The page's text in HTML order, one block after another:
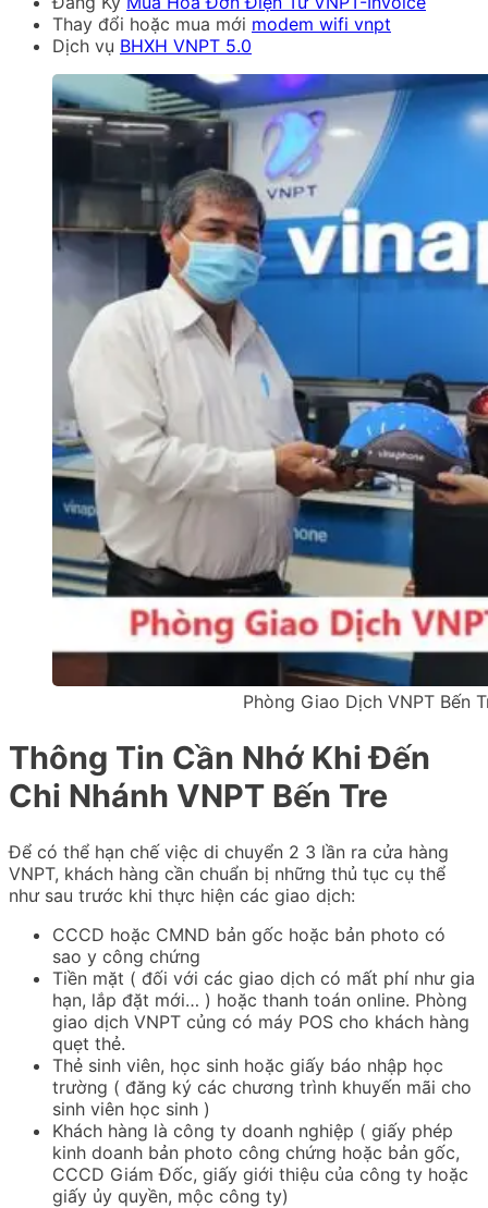
Thay đổi hoặc mua mới modem wifi vnpt
Dịch vụ BHXH VNPT 5.0
Phòng Giao Dịch VNPT Bến
Thông Tin Cần Nhớ Khi Đến
Chi Nhánh VNPT Bến Tre
Để có thể hạn chế việc di chuyển 2 3 lần ra cửa hàng
VNPT, khách hàng cần chuẩn bị những thủ tục cụ thể
như sau trước khi thực hiện các giao dịch:
CCCD hoặc CMND bản gốc hoặc bản photo có
sao y công chứng
Tiền mặt ( đối với các giao dịch có mất phí như gia
hạn, lắp đặt mới… ) hoặc thanh toán online. Phòng
giao dịch VNPT củng có máy POS cho khách hàng
quẹt thẻ.
Thẻ sinh viên, học sinh hoặc giấy báo nhập học
trường ( đăng ký các chương trình khuyến mãi cho
sinh viên học sinh )
Khách hàng là công ty doanh nghiệp ( giấy phép
kinh doanh bản photo công chứng hoặc bản gốc,
CCCD Giám Đốc, giấy giới thiệu của công ty hoặc
giấy ủy quyền, mộc công ty)